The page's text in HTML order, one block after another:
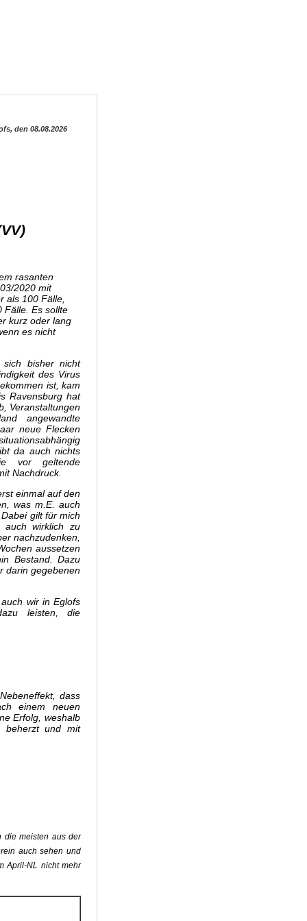
den 08.08.2026
rasanten
2020 mit
als 100 Fälle,
Fälle. Es sollte
kurz oder lang
es nicht
sich bisher nicht
des Virus
ist, kam
Ravensburg hat
Veranstaltungen
angewandte
neue Flecken
da auch nichts
vor geltende
Nachdruck.
einmal auf den
was m.E. auch
gilt für mich
auch wirklich zu
nachzudenken,
aussetzen
Bestand. Dazu
darin gegebenen
wir in Eglofs
leisten, die
dass
einem neuen
Erfolg, weshalb
beherzt und mit
die meisten aus der
auch sehen und
April-NL nicht mehr